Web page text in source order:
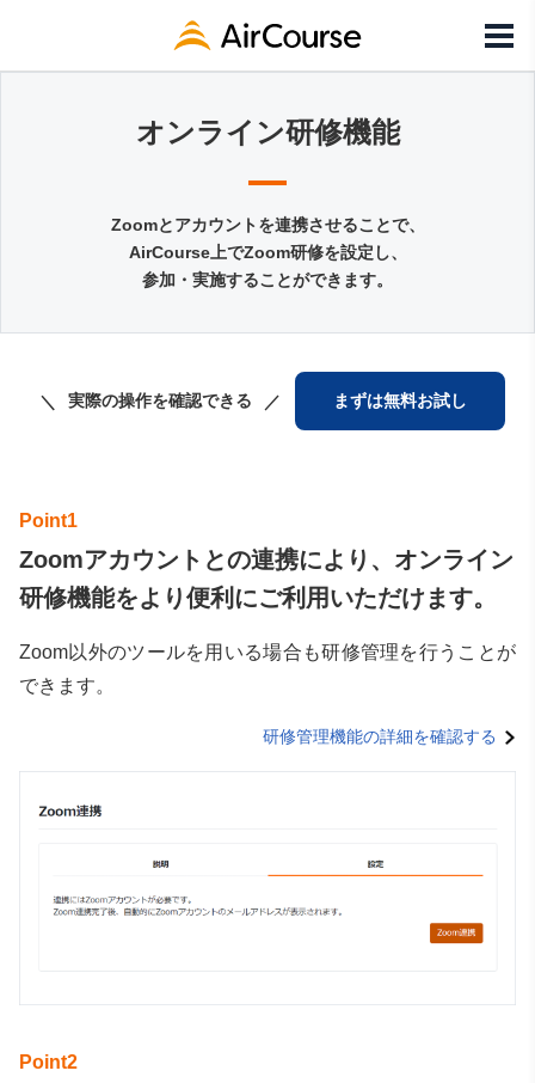
オンライン研修機能
Zoomとアカウントを連携させることで、
AirCourse上でZoom研修を設定し、
参加・実施することができます。
実際の操作を確認できる まずは無料お試し
Zoomアカウントとの連携により、オンライン
研修機能をより便利にご利用いただけます。
Zoom以外のツールを用いる場合も研修管理を行うことが
できます。
研修管理機能の詳細を確認する